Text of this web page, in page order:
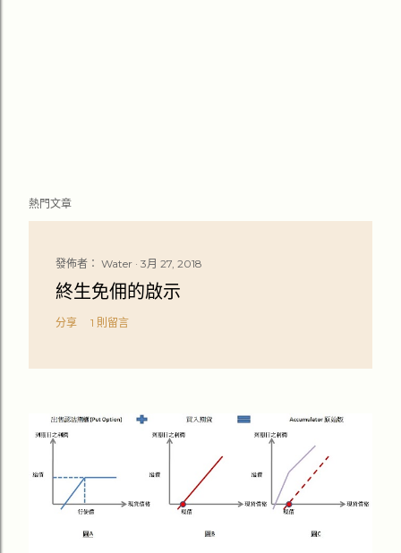
熱門文章
發佈者： Water 3月 27, 2018
終生免佣的啟示
分享 1 則留言